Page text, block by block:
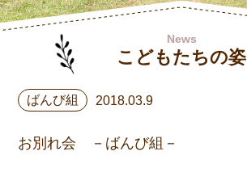
News
こどもたちの姿
ばんび組 2018.03.9
お別れ会 －ばんび組－